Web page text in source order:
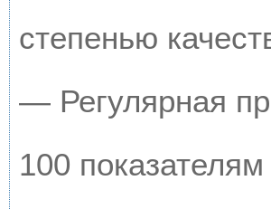
степенью
— Регулярная
100